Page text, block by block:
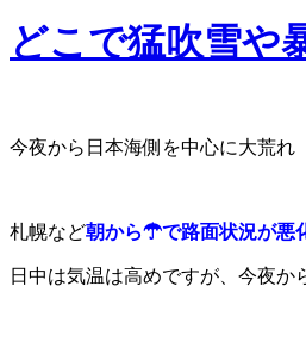
どこで猛吹雪や
今夜から日本海側を中心に大荒
札幌など朝から☂で路面状況が悪
日中は気温は高めですが、今夜か